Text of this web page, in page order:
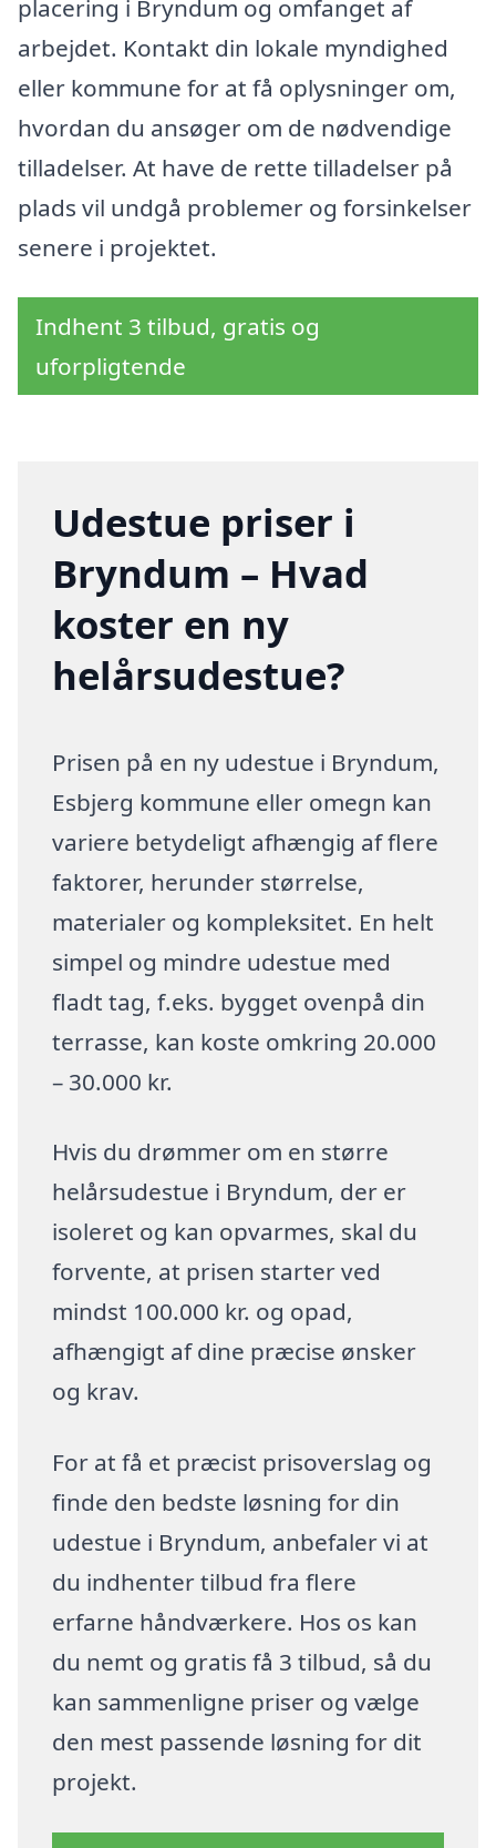
placering i Bryndum og omfanget af
arbejdet. Kontakt din lokale myndighed
eller kommune for at få oplysninger om,
hvordan du ansøger om de nødvendige
tilladelser. At have de rette tilladelser på
plads vil undgå problemer og forsinkelser
senere i projektet.
Indhent 3 tilbud, gratis og
uforpligtende
Udestue priser i
Bryndum – Hvad
koster en ny
helårsudestue?
Prisen på en ny udestue i Bryndum,
Esbjerg kommune eller omegn kan
variere betydeligt afhængig af flere
faktorer, herunder størrelse,
materialer og kompleksitet. En helt
simpel og mindre udestue med
fladt tag, f.eks. bygget ovenpå din
terrasse, kan koste omkring 20.000
– 30.000 kr.
Hvis du drømmer om en større
helårsudestue i Bryndum, der er
isoleret og kan opvarmes, skal du
forvente, at prisen starter ved
mindst 100.000 kr. og opad,
afhængigt af dine præcise ønsker
og krav.
For at få et præcist prisoverslag og
finde den bedste løsning for din
udestue i Bryndum, anbefaler vi at
du indhenter tilbud fra flere
erfarne håndværkere. Hos os kan
du nemt og gratis få 3 tilbud, så du
kan sammenligne priser og vælge
den mest passende løsning for dit
projekt.